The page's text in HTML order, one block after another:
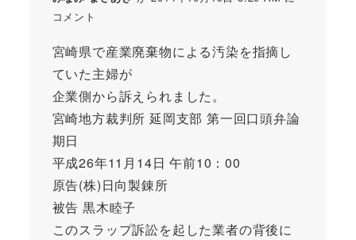
コメント
宮崎県で産業廃棄物による汚染を指摘し
ていた主婦が
企業側から訴えられました。
宮崎地方裁判所 延岡支部 第一回口頭弁論
期日
平成26年11月14日 午前10：00
原告(株)日向製錬所
被告 黒木睦子
このスラップ訴訟を起した業者の背後に